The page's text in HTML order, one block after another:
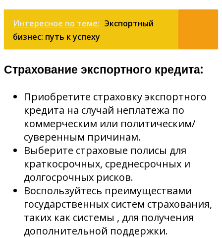
Интересное по теме: Экспортный
бизнес: путь к успеху
Страхование экспортного кредита:
Приобретите страховку экспортного
кредита на случай неплатежа по
коммерческим или политическим/
суверенным причинам.
Выберите страховые полисы для
краткосрочных, среднесрочных и
долгосрочных рисков.
Воспользуйтесь преимуществами
государственных систем страхования,
таких как системы , для получения
дополнительной поддержки.